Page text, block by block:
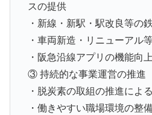
スの提供
・新線・新駅・駅改良等の
・車両新造・リニューアル
・阪急沿線アプリの機能向上
③ 持続的な事業運営の推進
・脱炭素の取組の推進によ
・働きやすい職場環境の整